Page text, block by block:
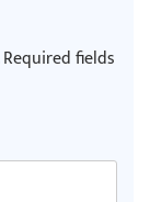
Required fields